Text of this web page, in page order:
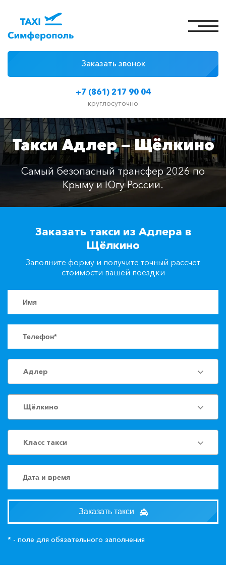
+7 (861) 217 90 04
круглосуточно
Заказать звонок
Цены на такси
Классы автомобилей
Отзывы
Контакты
+7(861)217-90-04
Заказать такси
Такси Адлер — Щёлкино
Самый безопасный трансфер 2026 по
Крыму и Югу России.
Заказать такси из Адлера в
Щёлкино
Заполните форму и получите точный рассчет
стоимости вашей поездки
Адлер
Щёлкино
Класс такси
Заказать такси
* - поле для обязательного заполнения